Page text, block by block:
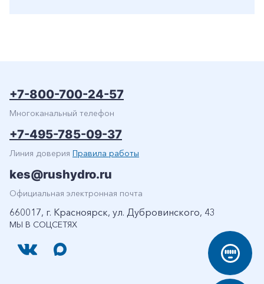
МЫ В СОЦСЕТЯХ
+7-800-700-24-57
Многоканальный телефон
+7-495-785-09-37
Линия доверия Правила работы
kes@rushydro.ru
Официальная электронная почта
660017, г. Красноярск, ул. Дубровинского, 43